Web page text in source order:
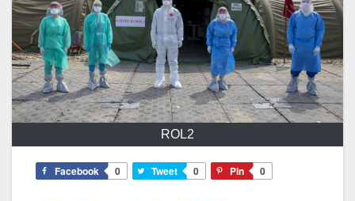
ROL2
Facebook 0 Tweet 0 Pin 0